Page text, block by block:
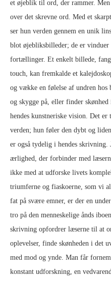
et øjeblik til ord, der rammer.
over det skrevne ord. Med et
ser hun verden gennem en unik
blot øjebliksbilleder; de er
fortællinger. Et enkelt billede,
touch, kan fremkalde et
og vække en følelse af undren hos
og skygge på, eller finder
hendes kunstneriske vision. Det
verden; hun føler den dybt og
er også tydelig i hendes
ærlighed, der forbinder med
ikke med at udforske livets
triumferne og fiaskoerne, som vi
fat på svære emner, er der en
tro på den menneskelige ånds
skrivning opfordrer læserne til at
oplevelser, finde skønheden i det
med mod og ynde. Man får
konstant udforskning, en